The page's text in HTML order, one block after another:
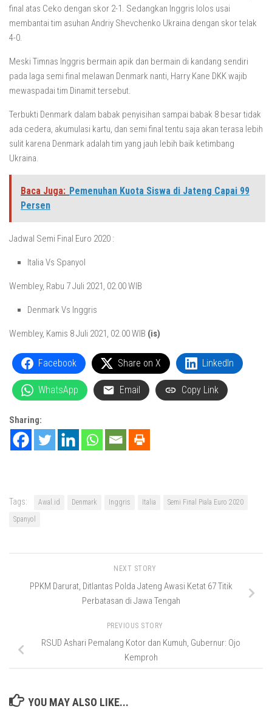
final atas Ceko dengan skor 2-1. Sedangkan Inggris lolos usai
membantai tim asuhan Andriy Shevchenko Ukraina dengan skor telak
4-0.
Meski Timnas Inggris bermain apik dan bermain di kandang sendiri
pada laga semi final melawan Denmark nanti, Harry Kane DKK wajib
mewaspadai tim Dinamit tersebut.
Terbukti Denmark dalam babak penyisihan sampai babak 8 besar tidak
ada cedera, akumulasi kartu, dan semi final tentu saja akan terasa lebih
sulit karena Denmark adalah tim yang jauh lebih baik ketimbang
Ukraina.
Baca Juga: Pemenuhan Kuota Siswa di Jateng Capai 99
Persen
Jadwal Semi Final Euro 2020 :
Italia Vs Spanyol
Wembley, Rabu 7 Juli 2021, 02.00 WIB
Denmark Vs Inggris
Wembley, Kamis 8 Juli 2021, 02.00 WIB (is)
Facebook Share on X LinkedIn
WhatsApp Email Copy Link
Sharing:
Tags: Awal.id Denmark Inggris Italia
Semi Final Piala Euro 2020
Spanyol
NEXT STORY
PPKM Darurat, Ditlantas Polda Jateng Awasi Ketat 67 Titik
Perbatasan di Jawa Tengah
PREVIOUS STORY
RSUD Ashari Pemalang Kotor dan Kumuh, Gubernur: Ojo
Kemproh
YOU MAY ALSO LIKE...